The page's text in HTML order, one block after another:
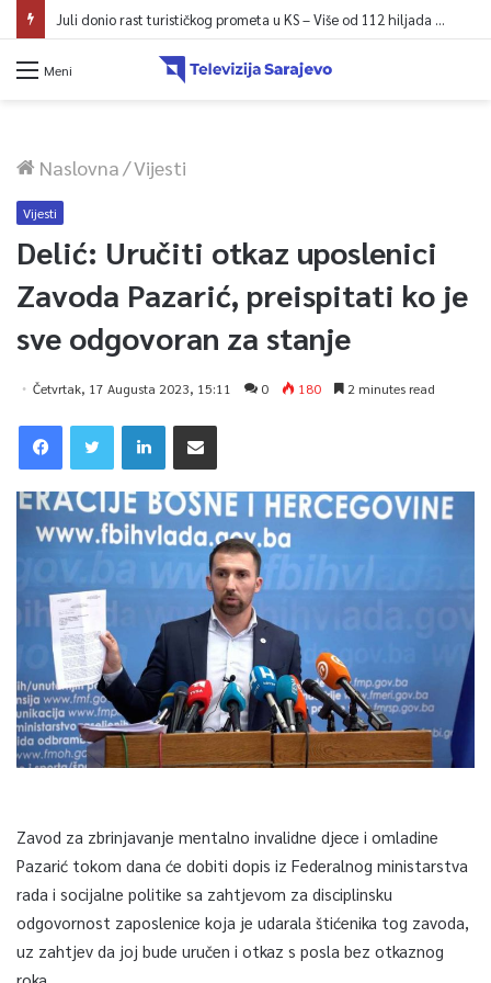
Juli donio rast turističkog prometa u KS – Više od 112 hiljada gostiju i 241 hiljada noćenja
Meni
Naslovna/Vijesti
Vijesti
Delić: Uručiti otkaz uposlenici
Zavoda Pazarić, preispitati ko je
sve odgovoran za stanje
Četvrtak, 17 Augusta 2023, 15:11 0 180 2 minutes read
Zavod za zbrinjavanje mentalno invalidne djece i omladine
Pazarić tokom dana će dobiti dopis iz Federalnog ministarstva
rada i socijalne politike sa zahtjevom za disciplinsku
odgovornost zaposlenice koja je udarala štićenika tog zavoda,
uz zahtjev da joj bude uručen i otkaz s posla bez otkaznog
roka.